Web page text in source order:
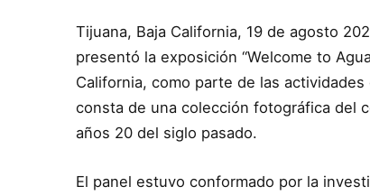
Tijuana, Baja California, 19 de agosto
presentó la exposición “Welcome to
California, como parte de las
consta de una colección fotográfica del
años 20 del siglo pasado.
El panel estuvo conformado por la